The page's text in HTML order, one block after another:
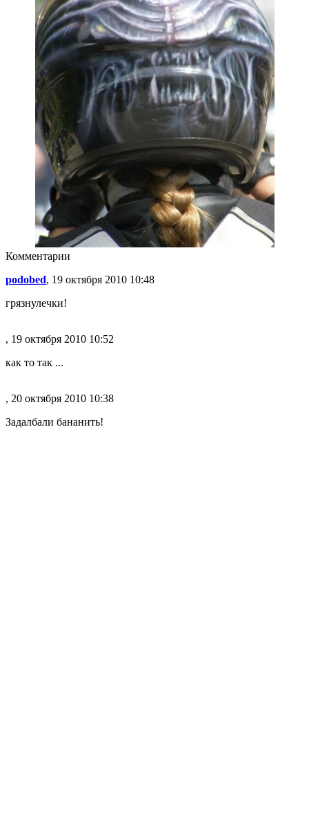
Комментарии
podobed, 19 октября 2010 10:48
грязнулечки!
, 19 октября 2010 10:52
как то так ...
, 20 октября 2010 10:38
Задалбали бананить!